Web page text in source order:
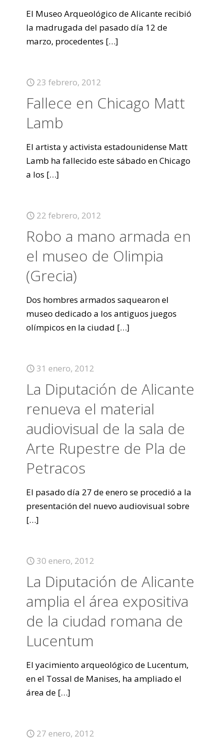
El Museo Arqueológico de Alicante recibió
la madrugada del pasado día 12 de
marzo, procedentes […]
23 febrero, 2012
Fallece en Chicago Matt
Lamb
El artista y activista estadounidense Matt
Lamb ha fallecido este sábado en Chicago
a los […]
22 febrero, 2012
Robo a mano armada en
el museo de Olimpia
(Grecia)
Dos hombres armados saquearon el
museo dedicado a los antiguos juegos
olímpicos en la ciudad […]
31 enero, 2012
La Diputación de Alicante
renueva el material
audiovisual de la sala de
Arte Rupestre de Pla de
Petracos
El pasado día 27 de enero se procedió a la
presentación del nuevo audiovisual sobre
[…]
30 enero, 2012
La Diputación de Alicante
amplia el área expositiva
de la ciudad romana de
Lucentum
El yacimiento arqueológico de Lucentum,
en el Tossal de Manises, ha ampliado el
área de […]
27 enero, 2012